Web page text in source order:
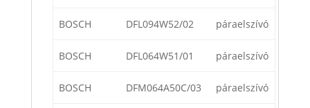
BOSCH DFL094W52/02 páraelszívó
BOSCH DFL064W51/01 páraelszívó
BOSCH DFM064A50C/03 páraelszívó